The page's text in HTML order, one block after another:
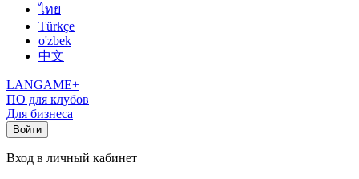
ไทย
Türkçe
o'zbek
中文
LANGAME+
ПО для клубов
Для бизнеса
Войти
Вход в личный кабинет